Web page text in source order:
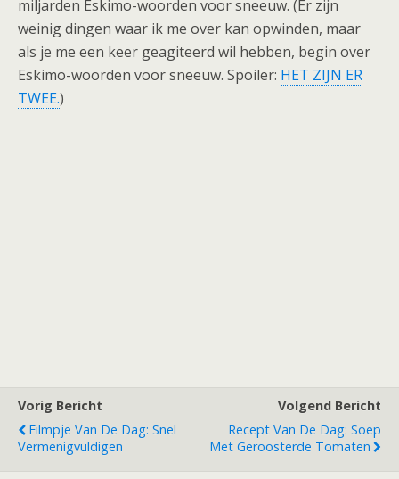
miljarden Eskimo-woorden voor sneeuw. (Er zijn
weinig dingen waar ik me over kan opwinden, maar
als je me een keer geagiteerd wil hebben, begin over
Eskimo-woorden voor sneeuw. Spoiler: HET ZIJN ER
TWEE.)
Vorig Bericht
Filmpje Van De Dag: Snel
Vermenigvuldigen
Volgend Bericht
Recept Van De Dag: Soep
Met Geroosterde Tomaten